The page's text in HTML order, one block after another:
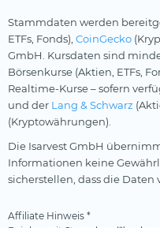
Stammdaten werden
ETFs, Fonds), CoinGecko
GmbH. Kursdaten sind
Börsenkurse (Aktien, ETFs,
Realtime-Kurse – sofern
und der Lang & Schwarz
(Kryptowährungen).
Die Isarvest GmbH
Informationen keine
sicherstellen, dass die
Affiliate Hinweis *